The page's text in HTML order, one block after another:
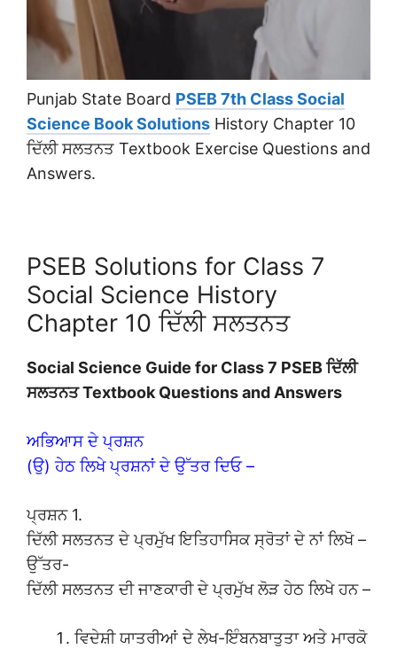
Punjab State Board PSEB 7th Class Social
Science Book Solutions History Chapter 10
ਦਿੱਲੀ ਸਲਤਨਤ Textbook Exercise Questions and
Answers.
PSEB Solutions for Class 7
Social Science History
Chapter 10 ਦਿੱਲੀ ਸਲਤਨਤ
Social Science Guide for Class 7 PSEB ਦਿੱਲੀ
ਸਲਤਨਤTextbook Questions and Answers
ਅਭਿਆਸ ਦੇ ਪ੍ਰਸ਼ਨ
(ਉ) ਹੇਠ ਲਿਖੇ ਪ੍ਰਸ਼ਨਾਂ ਦੇ ਉੱਤਰ ਦਿਓ –
ਪ੍ਰਸ਼ਨ 1.
ਦਿੱਲੀ ਸਲਤਨਤ ਦੇ ਪ੍ਰਮੁੱਖ ਇਤਿਹਾਸਿਕ ਸ੍ਰੋਤਾਂ ਦੇ ਨਾਂ ਲਿਖੋ –
ਉੱਤਰ-
ਦਿੱਲੀ ਸਲਤਨਤ ਦੀ ਜਾਣਕਾਰੀ ਦੇ ਪ੍ਰਮੁੱਖ ਲੋੜ ਹੇਠ ਲਿਖੇ ਹਨ –
ਵਿਦੇਸ਼ੀ ਯਾਤਰੀਆਂ ਦੇ ਲੇਖ-ਇੰਬਨਬਾਤੁਤਾ ਅਤੇ ਮਾਰਕੋ